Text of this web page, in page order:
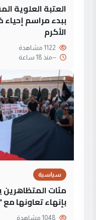
العتبة العلوية
ببدء مراسم
الأكرم
--منذ 18 ساعة
سياسية
مئات المتظاهرين
بإنهاء تعاونها